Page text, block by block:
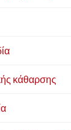
κάθαρσης